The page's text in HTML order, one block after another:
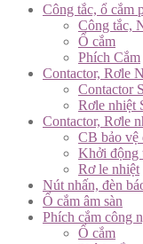
Công tắc, ổ cắm
Công tắc,
Ổ cắm
Phích Cắm
Contactor, Rơle
Contactor
Rơle nhiệt
Contactor, Rơle
CB bảo vệ
Khởi động
Rơ le nhiệt
Nút nhấn, đèn
Ổ cắm âm sàn
Phích cắm công
Ổ cắm